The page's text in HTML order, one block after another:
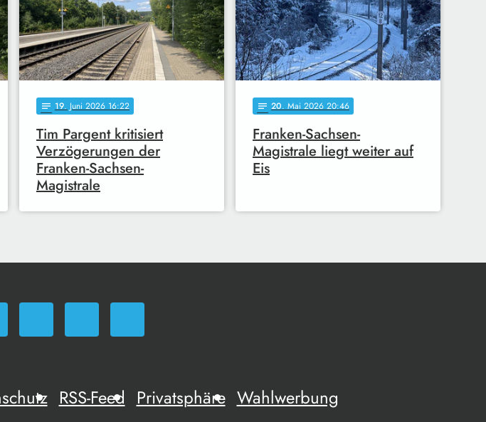
notes 19. Juni 2026 16:22
Tim Pargent kritisiert
Verzögerungen der
Franken-Sachsen-
Magistrale
notes 20. Mai 2026 20:46
Franken-Sachsen-
Magistrale liegt weiter auf
Eis
RSS-Feed Privatsphäre Wahlwerbung